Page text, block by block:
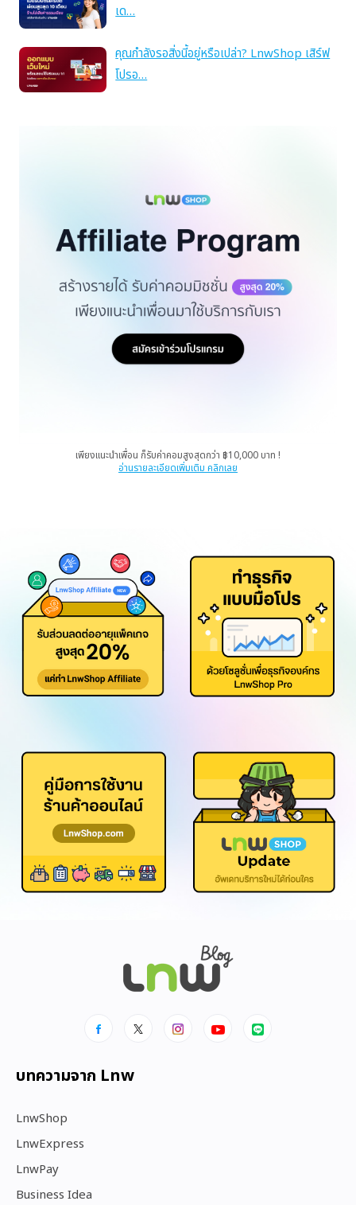
เด…
คุณกำลังรอสิ่งนี้อยู่หรือเปล่า? LnwShop เสิร์ฟ
โปรอ…
เพียงแนะนำเพื่อน ก็รับค่าคอมสูงสุดกว่า ฿10,000 บาท !
อ่านรายละเอียดเพิ่มเติม คลิกเลย
บทความจาก Lnw
LnwShop
LnwExpress
LnwPay
Business Idea